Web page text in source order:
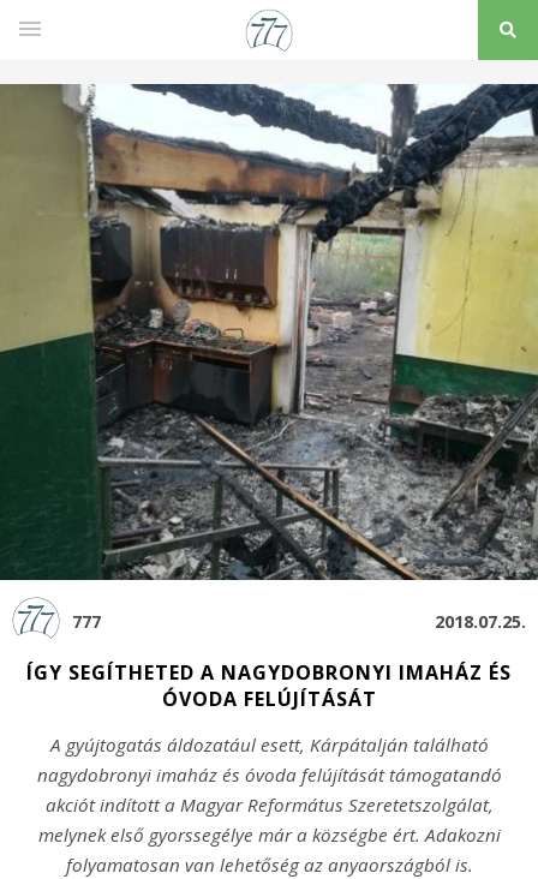
777 2018.07.25.
ÍGY SEGÍTHETED A NAGYDOBRONYI IMAHÁZ ÉS
ÓVODA FELÚJÍTÁSÁT
A gyújtogatás áldozatául esett, Kárpátalján található
nagydobronyi imaház és óvoda felújítását támogatandó
akciót indított a Magyar Református Szeretetszolgálat,
melynek első gyorssegélye már a községbe ért. Adakozni
folyamatosan van lehetőség az anyaországból is.